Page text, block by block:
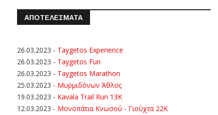
ΑΠΟΤΕΛΕΣΜΑΤΑ
26.03.2023 - Taygetos Experience
26.03.2023 - Taygetos Fun
26.03.2023 - Taygetos Marathon
25.03.2023 - Μυρμιδόνων Άθλος
19.03.2023 - Kavala Trail Run 13K
12.03.2023 - Μονοπάτια Κνωσού - Γιούχτα 22Κ